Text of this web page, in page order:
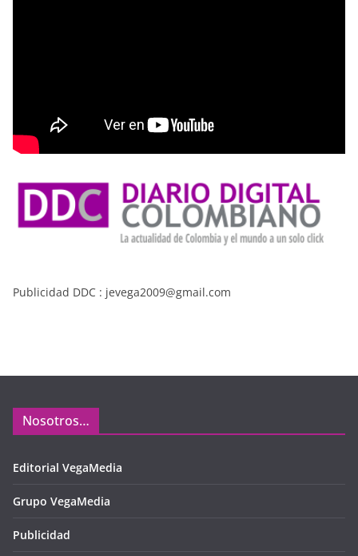
Publicidad DDC : jevega2009@gmail.com
Nosotros…
Editorial VegaMedia
Grupo VegaMedia
Publicidad